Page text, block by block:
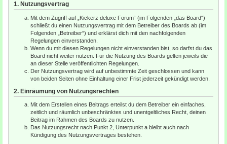
1. Nutzungsvertrag
Mit dem Zugriff auf „Kickerz deluxe Forum“ (im Folgenden „das Board“)
schließt du einen Nutzungsvertrag mit dem Betreiber des Boards ab (im
Folgenden „Betreiber“) und erklärst dich mit den nachfolgenden
Regelungen einverstanden.
Wenn du mit diesen Regelungen nicht einverstanden bist, so darfst du das
Board nicht weiter nutzen. Für die Nutzung des Boards gelten jeweils die
an dieser Stelle veröffentlichten Regelungen.
Der Nutzungsvertrag wird auf unbestimmte Zeit geschlossen und kann
von beiden Seiten ohne Einhaltung einer Frist jederzeit gekündigt werden.
2. Einräumung von Nutzungsrechten
Mit dem Erstellen eines Beitrags erteilst du dem Betreiber ein einfaches,
zeitlich und räumlich unbeschränktes und unentgeltliches Recht, deinen
Beitrag im Rahmen des Boards zu nutzen.
Das Nutzungsrecht nach Punkt 2, Unterpunkt a bleibt auch nach
Kündigung des Nutzungsvertrages bestehen.